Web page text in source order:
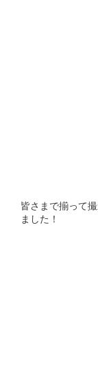
皆さまで揃って
ました！